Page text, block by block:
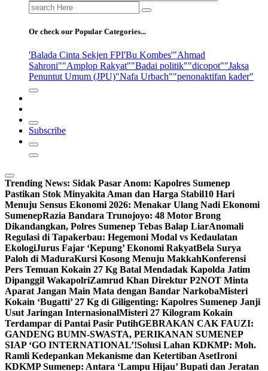
Search
for:
Or check our Popular Categories...
'Balada Cinta Sekjen FPI'Bu Kombes'"Ahmad
Sahroni""Amplop Rakyat""Badai politik""dicopot""Jaksa
Penuntut Umum (JPU)"Nafa Urbach""penonaktifan kader"
Subscribe
Trending News: Sidak Pasar Anom: Kapolres Sumenep
Pastikan Stok Minyakita Aman dan Harga Stabil10 Hari
Menuju Sensus Ekonomi 2026: Menakar Ulang Nadi Ekonomi
SumenepRazia Bandara Trunojoyo: 48 Motor Brong
Dikandangkan, Polres Sumenep Tebas Balap LiarAnomali
Regulasi di Tapakerbau: Hegemoni Modal vs Kedaulatan
EkologiJurus Fajar ‘Kepung’ Ekonomi RakyatBela Surya
Paloh di MaduraKursi Kosong Menuju MakkahKonferensi
Pers Temuan Kokain 27 Kg Batal Mendadak Kapolda Jatim
Dipanggil WakapolriZamrud Khan Direktur P2NOT Minta
Aparat Jangan Main Mata dengan Bandar NarkobaMisteri
Kokain ‘Bugatti’ 27 Kg di Giligenting: Kapolres Sumenep Janji
Usut Jaringan InternasionalMisteri 27 Kilogram Kokain
Terdampar di Pantai Pasir PutihGEBRAKAN CAK FAUZI:
GANDENG BUMN-SWASTA, PERIKANAN SUMENEP
SIAP ‘GO INTERNATIONAL’!Solusi Lahan KDKMP: Moh.
Ramli Kedepankan Mekanisme dan Ketertiban AsetIroni
KDKMP Sumenep: Antara ‘Lampu Hijau’ Bupati dan Jeratan